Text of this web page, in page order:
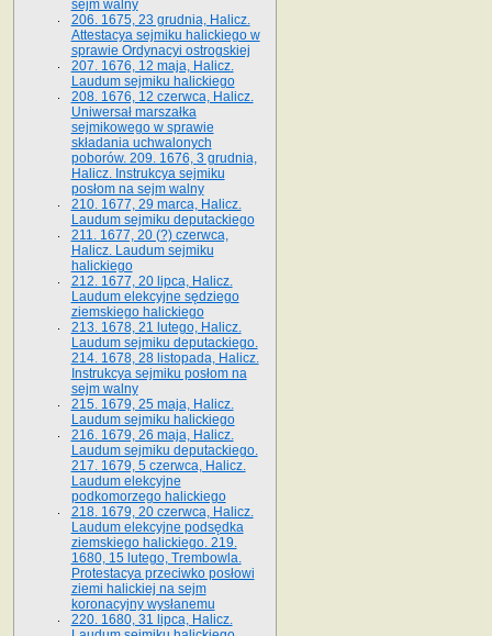
sejm walny
206. 1675, 23 grudnia, Halicz.
Attestacya sejmiku halickiego w
sprawie Ordynacyi ostrogskiej
207. 1676, 12 maja, Halicz.
Laudum sejmiku halickiego
208. 1676, 12 czerwca, Halicz.
Uniwersał marszałka
sejmikowego w sprawie
składania uchwalonych
poborów. 209. 1676, 3 grudnia,
Halicz. Instrukcya sejmiku
posłom na sejm walny
210. 1677, 29 marca, Halicz.
Laudum sejmiku deputackiego
211. 1677, 20 (?) czerwca,
Halicz. Laudum sejmiku
halickiego
212. 1677, 20 lipca, Halicz.
Laudum elekcyjne sędziego
ziemskiego halickiego
213. 1678, 21 lutego, Halicz.
Laudum sejmiku deputackiego.
214. 1678, 28 listopada, Halicz.
Instrukcya sejmiku posłom na
sejm walny
215. 1679, 25 maja, Halicz.
Laudum sejmiku halickiego
216. 1679, 26 maja, Halicz.
Laudum sejmiku deputackiego.
217. 1679, 5 czerwca, Halicz.
Laudum elekcyjne
podkomorzego halickiego
218. 1679, 20 czerwca, Halicz.
Laudum elekcyjne podsędka
ziemskiego halickiego. 219.
1680, 15 lutego, Trembowla.
Protestacya przeciwko posłowi
ziemi halickiej na sejm
koronacyjny wysłanemu
220. 1680, 31 lipca, Halicz.